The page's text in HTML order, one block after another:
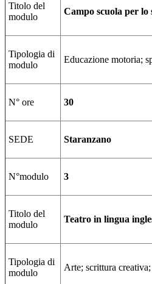
Titolo del
modulo
Campo scuola per
Tipologia di
modulo
Educazione motoria;
N° ore 30
SEDE Staranzano
N°modulo 3
Titolo del
modulo
Teatro in lingua
Tipologia di
modulo
Arte; scrittura